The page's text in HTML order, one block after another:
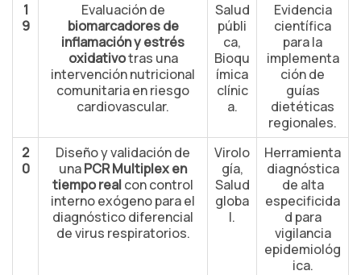
1
9
Evaluación de
biomarcadores de
inflamación y estrés
oxidativotras una
intervención nutricional
comunitaria en riesgo
cardiovascular.
Salud
públi
ca,
Bioqu
ímica
clínic
a.
Evidencia
científica
para la
implementa
ción de
guías
dietéticas
regionales.
2
0
Diseño y validación de
unaPCR Multiplex en
tiempo realcon control
interno exógeno para el
diagnóstico diferencial
de virus respiratorios.
Virolo
gía,
Salud
globa
l.
Herramienta
diagnóstica
de alta
especificida
d para
vigilancia
epidemiológ
ica.